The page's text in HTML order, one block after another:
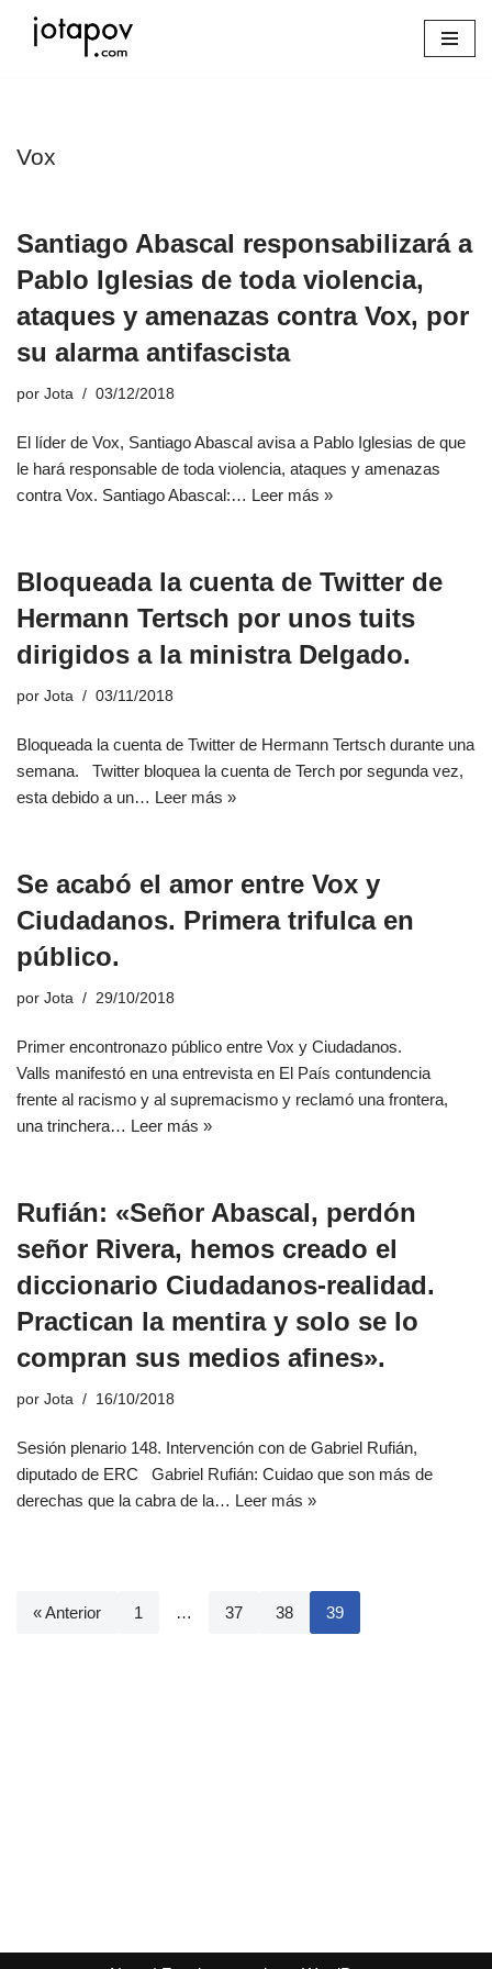
Vox
Santiago Abascal responsabilizará a
Pablo Iglesias de toda violencia,
ataques y amenazas contra Vox, por
su alarma antifascista
por Jota 03/12/2018
El líder de Vox, Santiago Abascal avisa a Pablo Iglesias de que
le hará responsable de toda violencia, ataques y amenazas
contra Vox. Santiago Abascal:… Leer más »
Bloqueada la cuenta de Twitter de
Hermann Tertsch por unos tuits
dirigidos a la ministra Delgado.
por Jota 03/11/2018
Bloqueada la cuenta de Twitter de Hermann Tertsch durante una
semana. Twitter bloquea la cuenta de Terch por segunda vez,
esta debido a un… Leer más »
Se acabó el amor entre Vox y
Ciudadanos. Primera trifulca en
público.
por Jota 29/10/2018
Primer encontronazo público entre Vox y Ciudadanos.
Valls manifestó en una entrevista en El País contundencia
frente al racismo y al supremacismo y reclamó una frontera,
una trinchera… Leer más »
Rufián: «Señor Abascal, perdón
señor Rivera, hemos creado el
diccionario Ciudadanos-realidad.
Practican la mentira y solo se lo
compran sus medios afines».
por Jota 16/10/2018
Sesión plenario 148. Intervención con de Gabriel Rufián,
diputado de ERC Gabriel Rufián: Cuidao que son más de
derechas que la cabra de la… Leer más »
« Anterior 1 … 37 38 39